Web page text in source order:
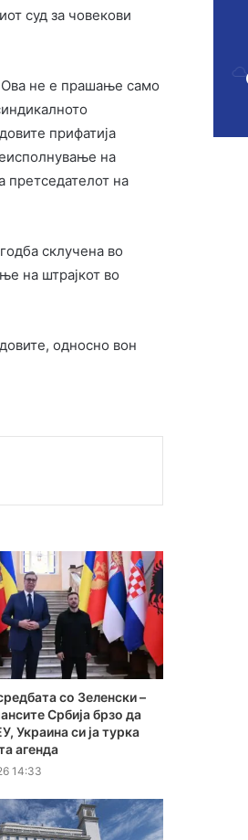
суд за човекови
Ова не е прашање само
прифатија
на
претседателот на
склучена во
на штрајкот во
односно вон
со Зеленски –
Србија брзо да
Украина си ја турка
агенда
14:33